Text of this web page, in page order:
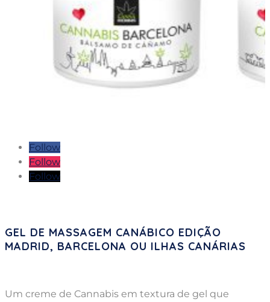
Follow
Follow
Follow
GEL DE MASSAGEM CANÁBICO EDIÇÃO
MADRID, BARCELONA OU ILHAS CANÁRIAS
Um creme de Cannabis em textura de gel que